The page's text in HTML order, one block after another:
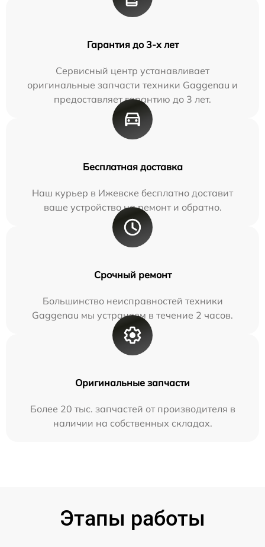
Гарантия до 3-х лет
Сервисный центр устанавливает
оригинальные запчасти техники Gaggenau и
предоставляет гарантию до 3 лет.
Бесплатная доставка
Наш курьер в Ижевске бесплатно доставит
ваше устройство на ремонт и обратно.
Срочный ремонт
Большинство неисправностей техники
Gaggenau мы устраняем в течение 2 часов.
Оригинальные запчасти
Более 20 тыс. запчастей от производителя в
наличии на собственных складах.
Этапы работы